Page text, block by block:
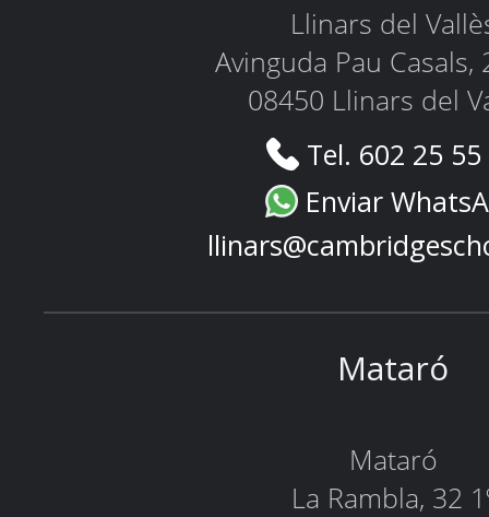
Llinars del
Avinguda Pau Casals,
08450 Llinars del
Tel. 602 25
Enviar
Mataró
Mataró
La Rambla, 32